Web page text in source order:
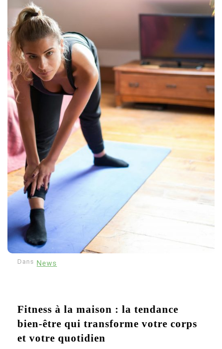
Dans News
Fitness à la maison : la tendance
bien-être qui transforme votre corps
et votre quotidien